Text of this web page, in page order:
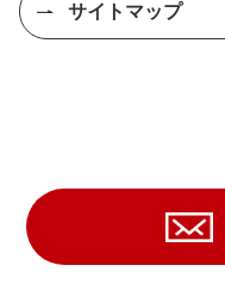
サイトマップ